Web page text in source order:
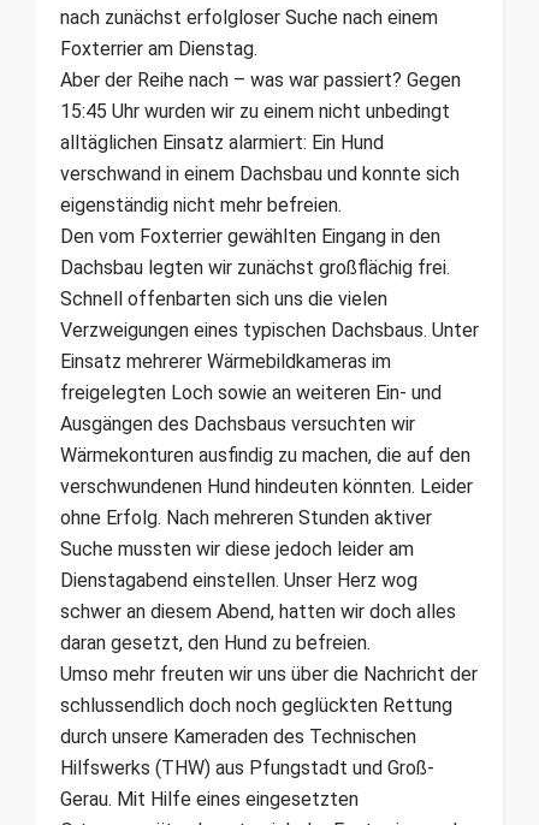
nach zunächst erfolgloser Suche nach einem
Foxterrier am Dienstag.
Aber der Reihe nach – was war passiert? Gegen
15:45 Uhr wurden wir zu einem nicht unbedingt
alltäglichen Einsatz alarmiert: Ein Hund
verschwand in einem Dachsbau und konnte sich
eigenständig nicht mehr befreien.
Den vom Foxterrier gewählten Eingang in den
Dachsbau legten wir zunächst großflächig frei.
Schnell offenbarten sich uns die vielen
Verzweigungen eines typischen Dachsbaus. Unter
Einsatz mehrerer Wärmebildkameras im
freigelegten Loch sowie an weiteren Ein- und
Ausgängen des Dachsbaus versuchten wir
Wärmekonturen ausfindig zu machen, die auf den
verschwundenen Hund hindeuten könnten. Leider
ohne Erfolg. Nach mehreren Stunden aktiver
Suche mussten wir diese jedoch leider am
Dienstagabend einstellen. Unser Herz wog
schwer an diesem Abend, hatten wir doch alles
daran gesetzt, den Hund zu befreien.
Umso mehr freuten wir uns über die Nachricht der
schlussendlich doch noch geglückten Rettung
durch unsere Kameraden des Technischen
Hilfswerks (THW) aus Pfungstadt und Groß-
Gerau. Mit Hilfe eines eingesetzten